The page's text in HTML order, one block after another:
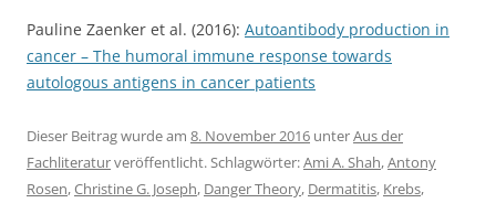
Pauline Zaenker et al. (2016): Autoantibody production in
cancer – The humoral immune response towards
autologous antigens in cancer patients
Dieser Beitrag wurde am 8. November 2016 unterAus der
Fachliteraturveröffentlicht. Schlagwörter:Ami A. Shah,Antony
Rosen,Christine G. Joseph, Danger Theory, Dermatitis, Krebs,